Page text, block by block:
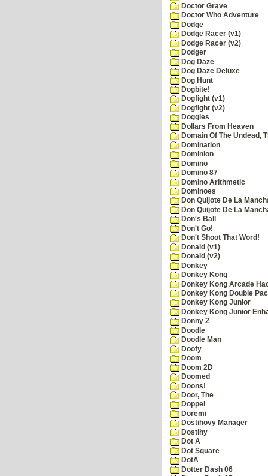
Doctor Grave
Doctor Who Adventure
Dodge
Dodge Racer (v1)
Dodge Racer (v2)
Dodger
Dog Daze
Dog Daze Deluxe
Dog Hunt
Dogbite!
Dogfight (v1)
Dogfight (v2)
Doggies
Dollars From Heaven
Domain Of The Undead,
Domination
Dominion
Domino
Domino 87
Domino Arithmetic
Dominoes
Don Quijote De La
Don Quijote De La
Don's Ball
Don't Go!
Don't Shoot That Word!
Donald (v1)
Donald (v2)
Donkey
Donkey Kong
Donkey Kong Arcade
Donkey Kong Double
Donkey Kong Junior
Donkey Kong Junior
Donny 2
Doodle
Doodle Man
Doofy
Doom
Doom 2D
Doomed
Doons!
Door, The
Doppel
Doremi
Dostihovy Manager
Dostihy
Dot A
Dot Square
DotA
Dotter Dash 06